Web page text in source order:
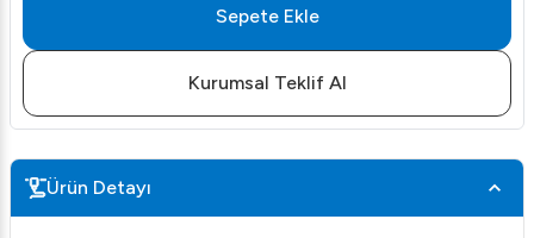
Sepete Ekle
Kurumsal Teklif Al
Ürün Detayı